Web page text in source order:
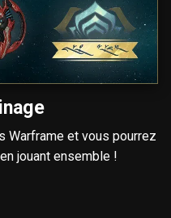
Warframe et vous pourrez
jouant ensemble !